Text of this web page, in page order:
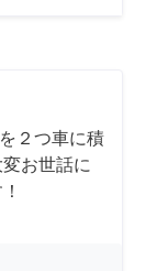
２つ車に積
お世話に